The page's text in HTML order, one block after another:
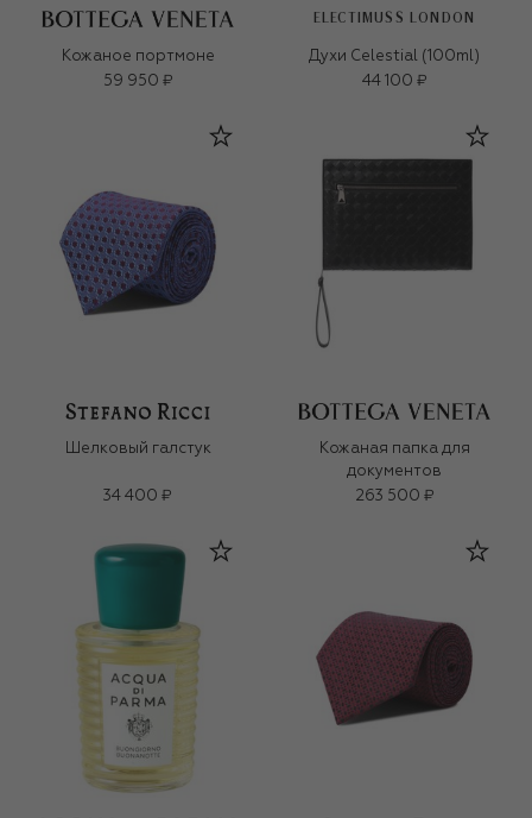
Кожаное портмоне
59 950 ₽
ELECTIMUSS LONDON
Духи Celestial (100ml)
44 100 ₽
Шелковый галстук
34 400 ₽
Кожаная папка для
документов
263 500 ₽